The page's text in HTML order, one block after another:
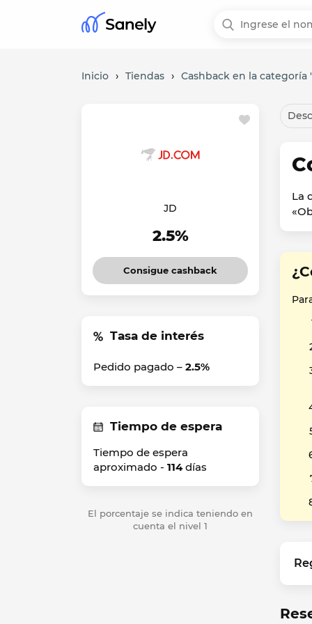
Inicio › Tiendas › Cashback en la
JD
2.5%
Consigue cashback
Tasa de interés
Pedido pagado – 2.5%
Tiempo de espera
Tiempo de espera
aproximado - 114días
El porcentaje se indica teniendo en
cuenta el nivel 1
La